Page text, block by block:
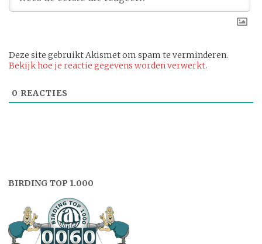
Deze site gebruikt Akismet om spam te verminderen.
Bekijk hoe je reactie gegevens worden verwerkt.
0 REACTIES
BIRDING TOP 1.000